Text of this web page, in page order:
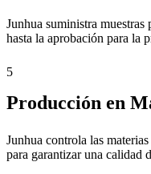
Junhua suministra muestras
hasta la aprobación para la
5
Producción en
Junhua controla las
para garantizar una calidad